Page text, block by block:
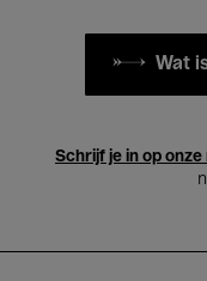
Wat
Schrijf je in op